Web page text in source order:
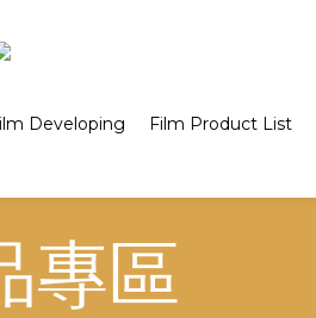
Developing Film Product List
專區